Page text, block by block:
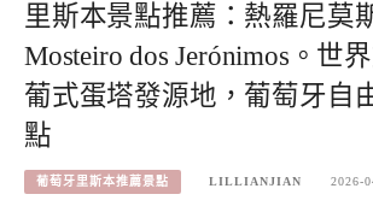
里斯本景點推薦：熱羅尼莫
Mosteiro dos Jerónimos。世
葡式蛋塔發源地，葡萄牙自
點
葡萄牙里斯本推薦景點 LILLIANJIAN 2026-